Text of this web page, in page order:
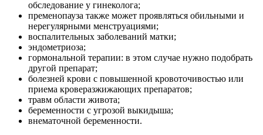
обследование у гинеколога;
пременопауза также может проявляться обильными и
нерегулярными менструациями;
воспалительных заболеваний матки;
эндометриоза;
гормональной терапии: в этом случае нужно подобрать
другой препарат;
болезней крови с повышенной кровоточивостью или
приема кроверазжижающих препаратов;
травм области живота;
беременности с угрозой выкидыша;
внематочной беременности.